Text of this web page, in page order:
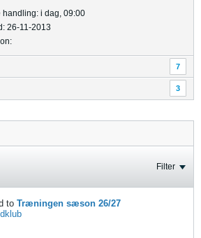
handling: i dag, 09:00
26-11-2013
7
3
Filter
to Træningen sæson 26/27